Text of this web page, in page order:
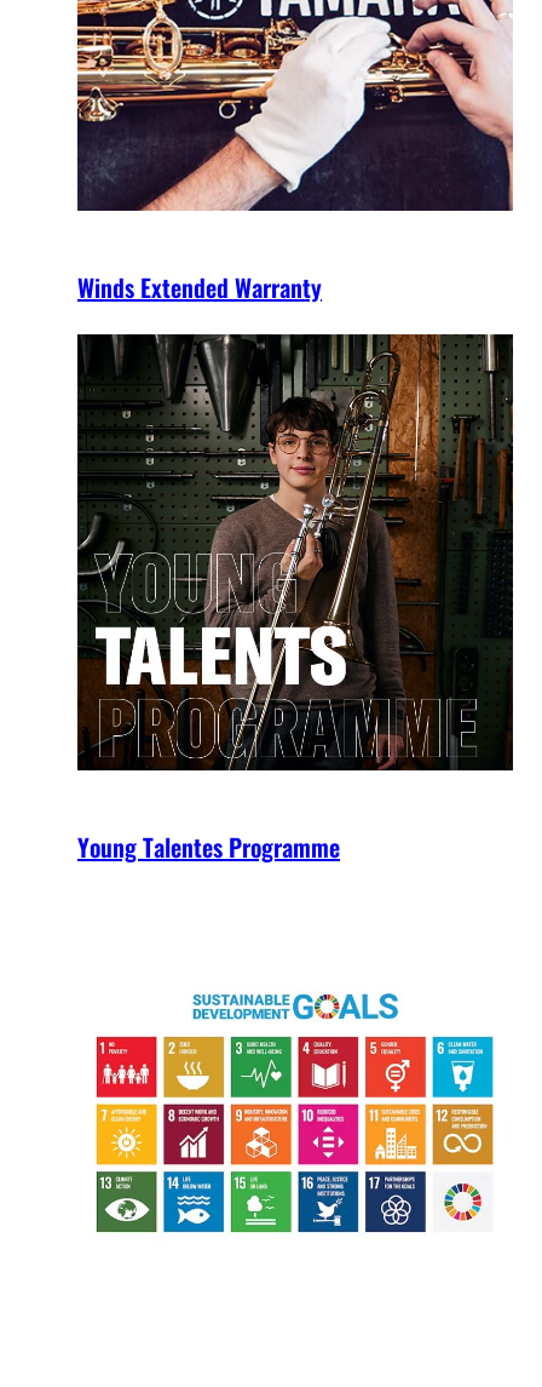
Winds Extended Warranty
Young Talentes Programme